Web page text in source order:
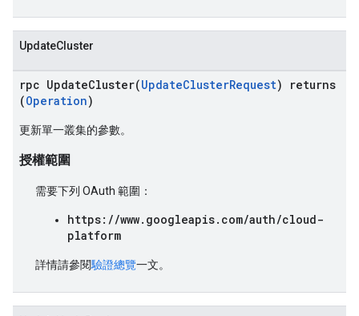
UpdateCluster
rpc UpdateCluster(UpdateClusterRequest) returns
(Operation)
更新單一叢集的參數。
授權範圍
需要下列 OAuth 範圍：
https://www.googleapis.com/auth/cloud-
platform
詳情請參閱驗證總覽一文。